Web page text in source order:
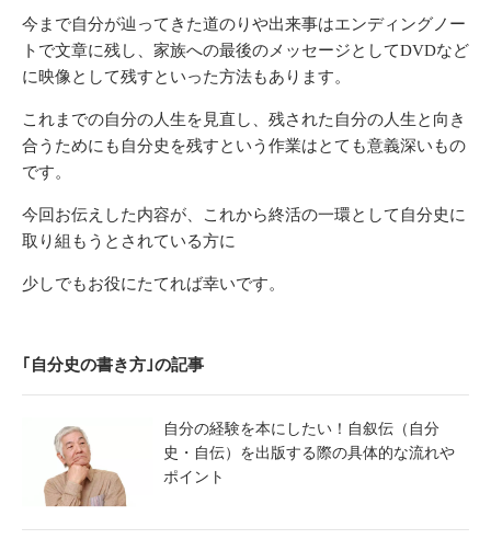
今まで自分が辿ってきた道のりや出来事はエンディングノー
トで文章に残し、家族への最後のメッセージとしてDVDなど
に映像として残すといった方法もあります。
これまでの自分の人生を見直し、残された自分の人生と向き
合うためにも自分史を残すという作業はとても意義深いもの
です。
今回お伝えした内容が、これから終活の一環として自分史に
取り組もうとされている方に
少しでもお役にたてれば幸いです。
｢自分史の書き方｣の記事
自分の経験を本にしたい！自叙伝（自分
史・自伝）を出版する際の具体的な流れや
ポイント